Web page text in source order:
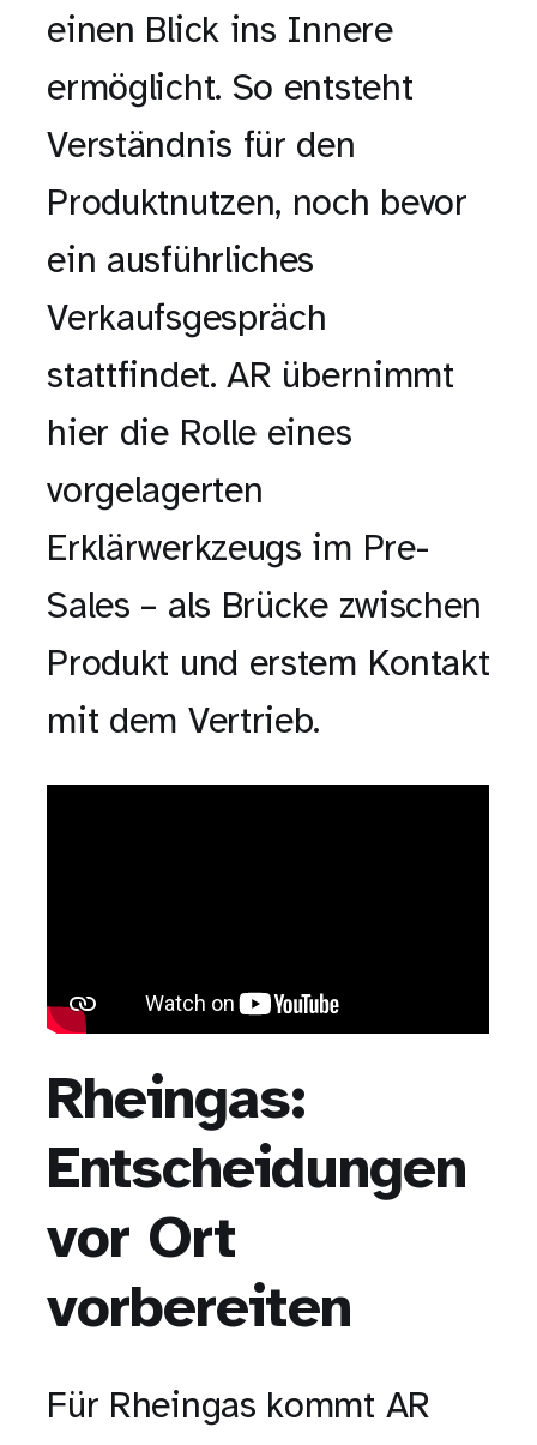
einen Blick ins Innere
ermöglicht. So entsteht
Verständnis für den
Produktnutzen, noch bevor
ein ausführliches
Verkaufsgespräch
stattfindet. AR übernimmt
hier die Rolle eines
vorgelagerten
Erklärwerkzeugs im Pre-
Sales – als Brücke zwischen
Produkt und erstem Kontakt
mit dem Vertrieb.
Rheingas:
Entscheidungen
vor Ort
vorbereiten
Für Rheingas kommt AR